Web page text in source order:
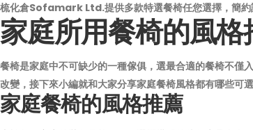
梳化倉Sofamark Ltd.提供多款特選餐椅任您選擇，簡約
家庭所用餐椅的風
餐椅是家庭中不可缺少的一種傢俱，選最合適的餐椅不僅
改變，接下來小編就和大家分享家庭餐椅風格都有哪些可
家庭餐椅的風格推薦